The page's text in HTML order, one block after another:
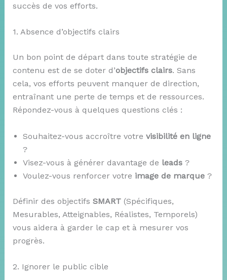
succès de vos efforts.
1. Absence d’objectifs clairs
Un bon point de départ dans toute stratégie de
contenu est de se doter d’objectifs clairs. Sans
cela, vos efforts peuvent manquer de direction,
entraînant une perte de temps et de ressources.
Répondez-vous à quelques questions clés :
Souhaitez-vous accroître votre visibilité en ligne
?
Visez-vous à générer davantage de leads?
Voulez-vous renforcer votre image de marque?
Définir des objectifs SMART(Spécifiques,
Mesurables, Atteignables, Réalistes, Temporels)
vous aidera à garder le cap et à mesurer vos
progrès.
2. Ignorer le public cible